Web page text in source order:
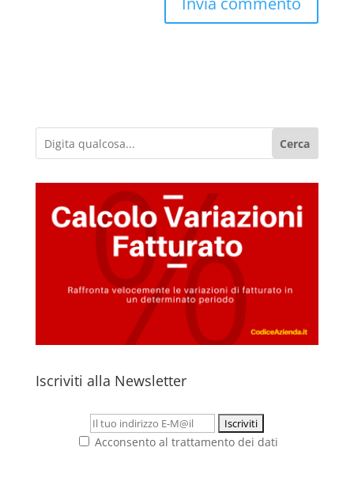
Cerca
Iscriviti alla Newsletter
Acconsento al trattamento dei dati